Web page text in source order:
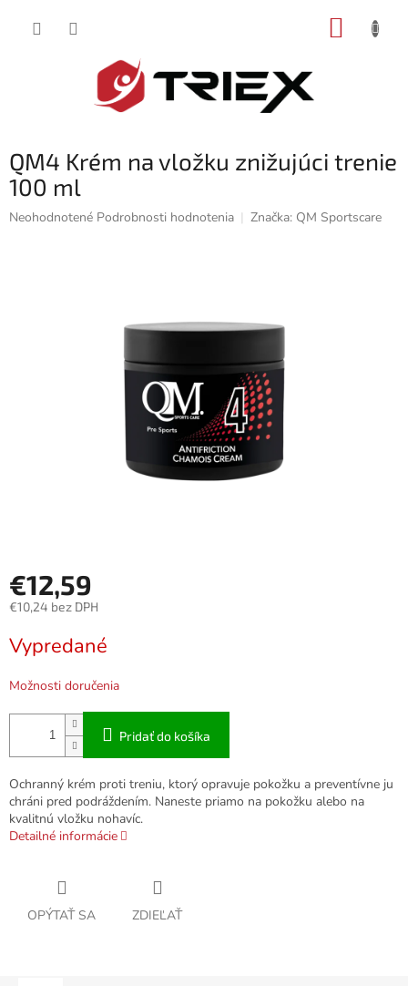
QM4 Krém na vložku znižujúci trenie
100 ml
Priemerné
Neohodnotené Podrobnosti hodnotenia Značka: QM Sportscare
€12,59
€10,24 bez DPH
cena:
Vypredané
Možnosti doručenia
Pridať do košíka
Ochranný krém proti treniu, ktorý opravuje pokožku a preventívne ju
chráni pred podráždením. Naneste priamo na pokožku alebo na
kvalitnú vložku nohavíc.
Detailné informácie
OPÝTAŤ SA ZDIEĽAŤ